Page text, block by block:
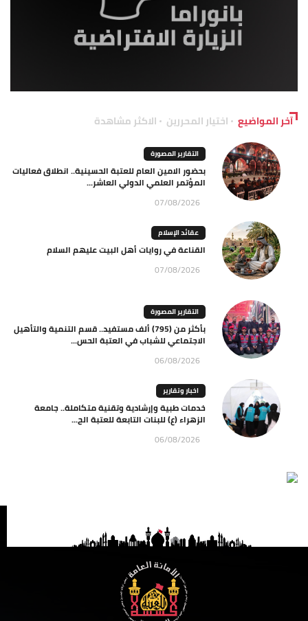
آخر المواضيع اختيار المحررين الاكثر مشاهدة
التقارير المصورة
بحضور الامين العام للعتبة الحسينية.. انطلاق فعاليات
المؤتمر العلمي الدولي العاشر...
07/08/2026
عقائد الإسلام
القناعة في روايات أهل البيت عليهم السلام
07/08/2026
التقارير المصورة
بأكثر من (795) ألف مستفيد.. قسم التنمية والتأهيل
الاجتماعي للشباب في العتبة الحس...
06/08/2026
اخبار وتقارير
خدمات طبية وإرشادية وتقنية متكاملة.. جامعة
الزهراء (ع) للبنات التابعة للعتبة الح...
06/08/2026